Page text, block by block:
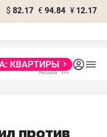
$ 82.17 € 94.84 ¥ 12.17
против